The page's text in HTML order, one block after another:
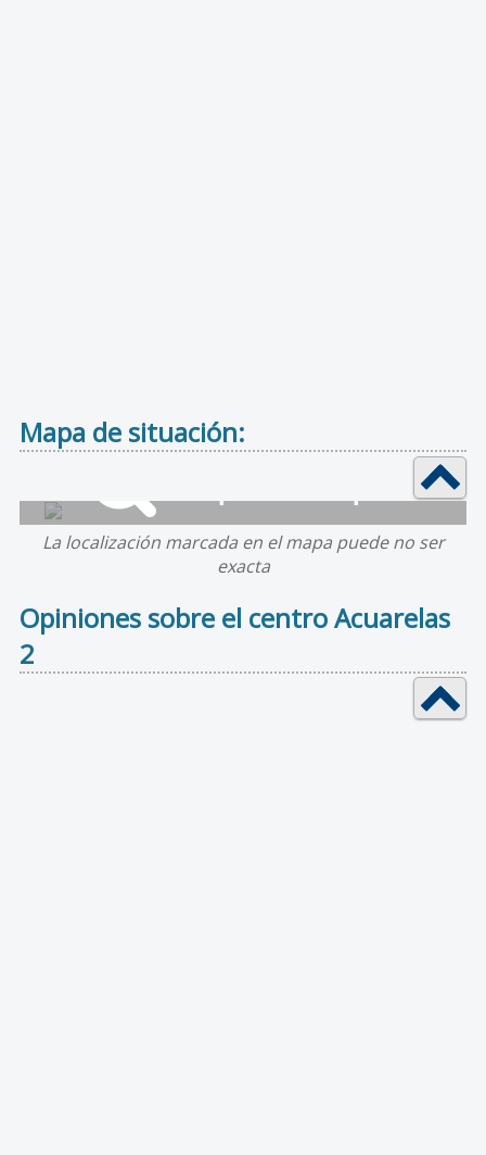
Mapa de situación:
La localización marcada en el mapa puede no ser
exacta
Opiniones sobre el centro Acuarelas
2